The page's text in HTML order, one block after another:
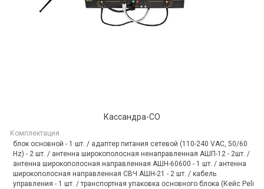
Кассандра-СО
Комплектация
блок основной - 1 шт. / адаптер питания сетевой (110-240 VAC, 50/60
Hz) - 2 шт. / антенна широкополосная ненаправленная АШП-12 - 2шт. /
антенна широкополосная направленная АШН-60600 - 1 шт. / антенна
широкополосная направленная СВЧ АШН-21 - 2 шт. / кабель
управления - 1 шт. / транспортная упаковка основного блока (Кейс Peli